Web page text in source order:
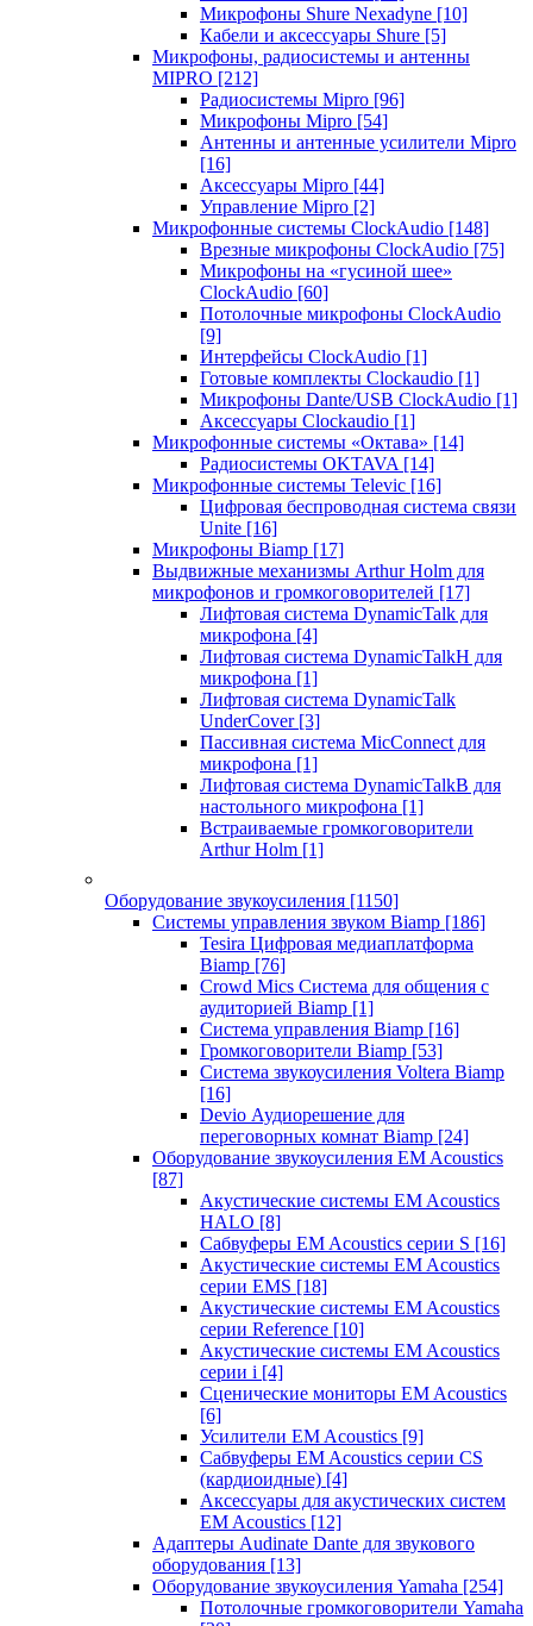
Микрофоны Shure Nexadyne [10]
Кабели и аксессуары Shure [5]
Микрофоны, радиосистемы и антенны
MIPRO [212]
Радиосистемы Mipro [96]
Микрофоны Mipro [54]
Антенны и антенные усилители Mipro
[16]
Аксессуары Mipro [44]
Управление Mipro [2]
Микрофонные системы ClockAudio [148]
Врезные микрофоны ClockAudio [75]
Микрофоны на «гусиной шее»
ClockAudio [60]
Потолочные микрофоны ClockAudio
[9]
Интерфейсы ClockAudio [1]
Готовые комплекты Clockaudio [1]
Микрофоны Dante/USB ClockAudio [1]
Аксессуары Clockaudio [1]
Микрофонные системы «Октава» [14]
Радиосистемы OKTAVA [14]
Микрофонные системы Televic [16]
Цифровая беспроводная система связи
Unite [16]
Микрофоны Biamp [17]
Выдвижные механизмы Arthur Holm для
микрофонов и громкоговорителей [17]
Лифтовая система DynamicTalk для
микрофона [4]
Лифтовая система DynamicTalkH для
микрофона [1]
Лифтовая система DynamicTalk
UnderCover [3]
Пассивная система MicConnect для
микрофона [1]
Лифтовая система DynamicTalkB для
настольного микрофона [1]
Встраиваемые громкоговорители
Arthur Holm [1]
Оборудование звукоусиления [1150]
Системы управления звуком Biamp [186]
Tesira Цифровая медиаплатформа
Biamp [76]
Crowd Mics Система для общения с
аудиторией Biamp [1]
Система управления Biamp [16]
Громкоговорители Biamp [53]
Система звукоусиления Voltera Biamp
[16]
Devio Аудиорешение для
переговорных комнат Biamp [24]
Оборудование звукоусиления EM Acoustics
[87]
Акустические системы EM Acoustics
HALO [8]
Сабвуферы EM Acoustics серии S [16]
Акустические системы EM Acoustics
серии EMS [18]
Акустические системы EM Acoustics
серии Reference [10]
Акустические системы EM Acoustics
серии i [4]
Сценические мониторы EM Acoustics
[6]
Усилители EM Acoustics [9]
Сабвуферы EM Acoustics серии CS
(кардиоидные) [4]
Аксессуары для акустических систем
EM Acoustics [12]
Адаптеры Audinate Dante для звукового
оборудования [13]
Оборудование звукоусиления Yamaha [254]
Потолочные громкоговорители Yamaha